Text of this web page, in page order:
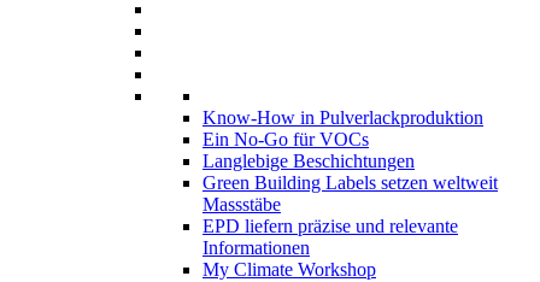
Know-How in Pulverlackproduktion
Ein No-Go für VOCs
Langlebige Beschichtungen
Green Building Labels setzen weltweit
Massstäbe
EPD liefern präzise und relevante
Informationen
My Climate Workshop